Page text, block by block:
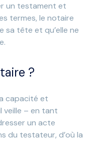
un testament et
termes, le notaire
sa tête et qu’elle ne
?
capacité et
veille – en tant
un acte
du testateur, d’où la